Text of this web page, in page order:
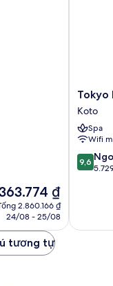
₫
₫
2.860.166 ₫
24/08 - 25/08
Tokyo
Bay
Shiomi
Prince
Hotel
Koto
Tokyo
Koto
Spa
Wifi
9.6
trên
nhận
9,6
tương tự